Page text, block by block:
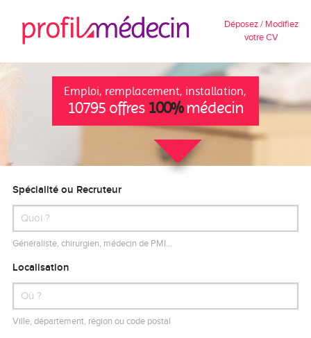
Déposez / Modifiez
votre CV
Emploi, remplacement, installation,
10795 offres 100%médecin
Spécialité ou Recruteur
Généraliste, chirurgien, médecin de PMI…
Localisation
Ville, département, région ou code postal